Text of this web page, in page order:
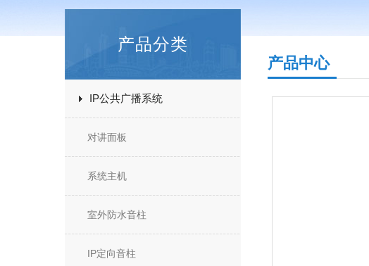
产品分类
IP公共广播系统
对讲面板
系统主机
室外防水音柱
IP定向音柱
产品中心